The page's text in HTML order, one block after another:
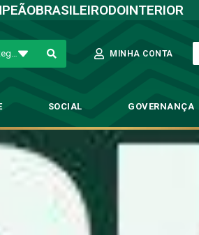
MINHA CONTA
SOCIAL GOVERNANÇA
da base na
inscreve três atletas da base na Série B